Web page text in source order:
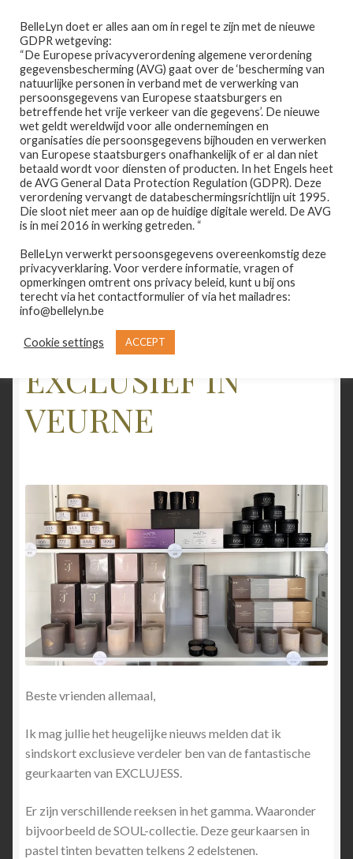
door
naar
navigatie
naar
de
inhoud
Menu
Home
Afspraak maken
Prijslijst
Winkel
Contact
Wie is Belle-Lyn ?
Home UNCATEGORIZED
Categorie:
Uncategorized
GEPLAATST OP29 NOVEMBER 2025 door
evelyn79—Geef een reactie
NIEUW EN
EXCLUSIEF IN
VEURNE
Beste vrienden allemaal,
Ik mag jullie het heugelijke nieuws melden dat ik
sindskort exclusieve verdeler ben van de fantastische
geurkaarten van EXCLUJESS.
Er zijn verschillende reeksen in het gamma. Waaronder
bijvoorbeeld de SOUL-collectie. Deze geurkaarsen in
pastel tinten bevatten telkens 2 edelstenen.
BelleLyn doet er alles aan om in regel te zijn met de nieuwe
GDPR wetgeving:
“De Europese privacyverordening algemene verordening
gegevensbescherming (AVG) gaat over de ‘bescherming van
natuurlijke personen in verband met de verwerking van
persoonsgegevens van Europese staatsburgers en
betreffende het vrije verkeer van die gegevens’. De nieuwe
wet geldt wereldwijd voor alle ondernemingen en
organisaties die persoonsgegevens bijhouden en verwerken
van Europese staatsburgers onafhankelijk of er al dan niet
betaald wordt voor diensten of producten. In het Engels heet
de AVG General Data Protection Regulation (GDPR). Deze
verordening vervangt de databeschermingsrichtlijn uit 1995.
Die sloot niet meer aan op de huidige digitale wereld. De AVG
is in mei 2016 in werking getreden. “
BelleLyn verwerkt persoonsgegevens overeenkomstig deze
privacyverklaring. Voor verdere informatie, vragen of
opmerkingen omtrent ons privacy beleid, kunt u bij ons
terecht via het contactformulier of via het mailadres:
info@bellelyn.be
Cookie settings ACCEPT